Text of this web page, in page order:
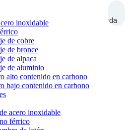
Búsqueda
inoxidable
de cobre
de bronce
de alpaca
de aluminio
alto contenido en carbono
bajo contenido en carbono
acero inoxidable
férrico